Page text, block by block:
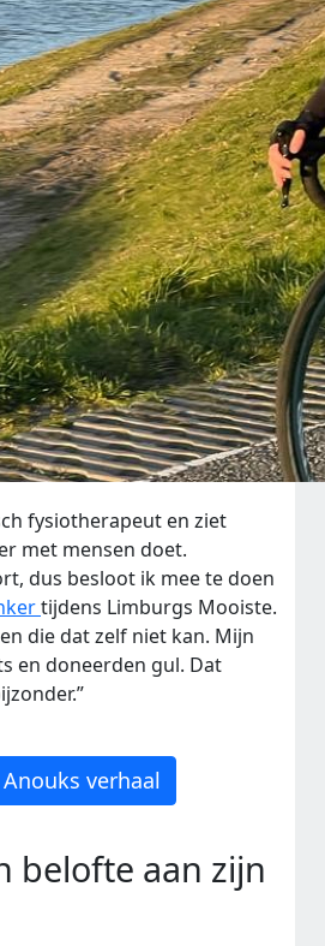
fysiotherapeut en ziet
met mensen doet.
dus besloot ik mee te doen
tijdens Limburgs Mooiste.
die dat zelf niet kan. Mijn
en doneerden gul. Dat
Anouks verhaal
belofte aan zijn